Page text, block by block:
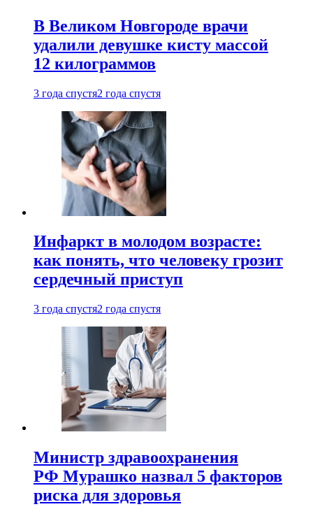
В Великом Новгороде врачи
удалили девушке кисту массой
12 килограммов
3 года спустя2 года спустя
Инфаркт в молодом возрасте:
как понять, что человеку грозит
сердечный приступ
3 года спустя2 года спустя
Министр здравоохранения
РФ Мурашко назвал 5 факторов
риска для здоровья